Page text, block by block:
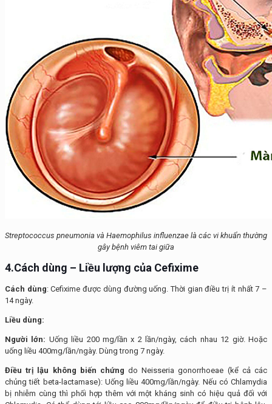
Streptococcus pneumonia và Haemophilus influenzae là các vi khuẩn thường
gây bệnh viêm tai giữa
4.Cách dùng – Liều lượng của Cefixime
Cách dùng: Cefixime được dùng đường uống. Thời gian điều trị ít nhất 7 –
14 ngày.
Liều dùng:
Người lớn: Uống liều 200 mg/lần x 2 lần/ngày, cách nhau 12 giờ. Hoặc
uống liều 400mg/lần/ngày. Dùng trong 7 ngày.
Điều trị lậu không biến chứng do Neisseria gonorrhoeae (kể cả các
chủng tiết beta-lactamase): Uống liều 400mg/lần/ngày. Nếu có Chlamydia
bị nhiễm cùng thì phối hợp thêm với một kháng sinh có hiệu quả đối với